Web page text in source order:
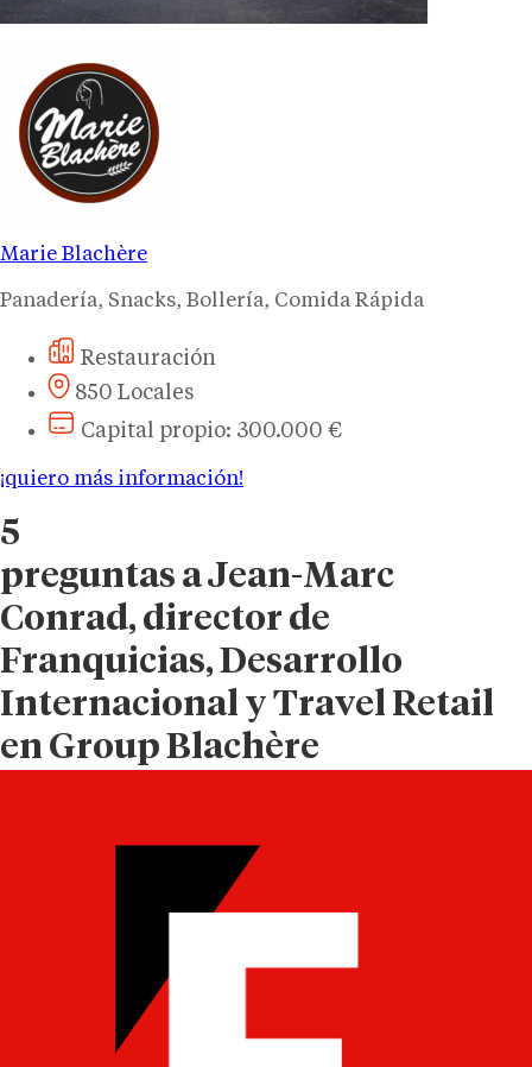
Marie Blachère
Panadería, Snacks, Bollería, Comida Rápida
Restauración
850 Locales
Capital propio: 300.000 €
¡quiero más información!
5
preguntas a Jean-Marc
Conrad, director de
Franquicias, Desarrollo
Internacional y Travel Retail
en Group Blachère